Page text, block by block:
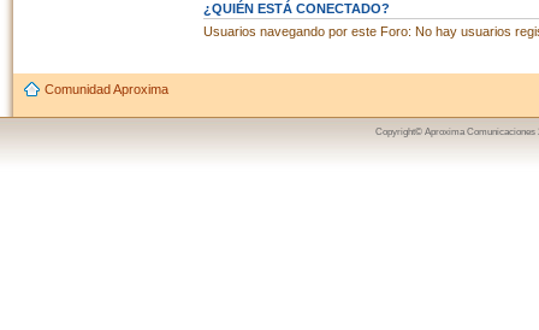
¿QUIÉN ESTÁ CONECTADO?
Usuarios navegando por este Foro: No hay usuarios
Comunidad Aproxima
Copyright© Aproxima Comunicaciones